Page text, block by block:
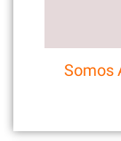
Somos